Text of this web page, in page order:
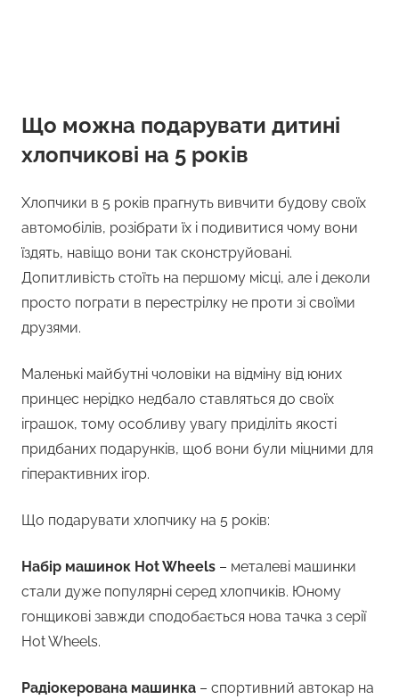
Що можна подарувати дитині
хлопчикові на 5 років
Хлопчики в 5 років прагнуть вивчити будову своїх
автомобілів, розібрати їх і подивитися чому вони
їздять, навіщо вони так сконструйовані.
Допитливість стоїть на першому місці, але і деколи
просто пограти в перестрілку не проти зі своїми
друзями.
Маленькі майбутні чоловіки на відміну від юних
принцес нерідко недбало ставляться до своїх
іграшок, тому особливу увагу приділіть якості
придбаних подарунків, щоб вони були міцними для
гіперактивних ігор.
Що подарувати хлопчику на 5 років:
Набір машинок Hot Wheels – металеві машинки
стали дуже популярні серед хлопчиків. Юному
гонщикові завжди сподобається нова тачка з серії
Hot Wheels.
Радіокерована машинка – спортивний автокар на